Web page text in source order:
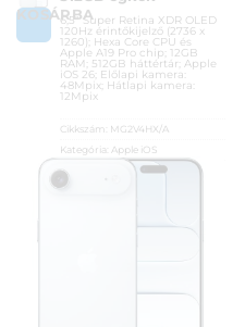
KOSÁRBA6,5″ Super Retina XDR OLED
120Hz érintőkijelző (2736 x
1260); Hexa Core CPU és
Apple A19 Pro chip; 12GB
RAM; 512GB háttértár; Apple
iOS 26; Előlapi kamera:
48Mpix; Hátlapi kamera:
12Mpix
Cikkszám: MG2V4HX/A
Kategória:Apple iOS
Gyártó:
Garanciaidő: